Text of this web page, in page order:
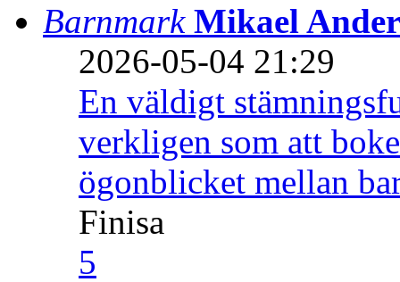
Barnmark Mikael
2026-05-04 21:29
En väldigt
verkligen som att
ögonblicket mellan
Finisa
5